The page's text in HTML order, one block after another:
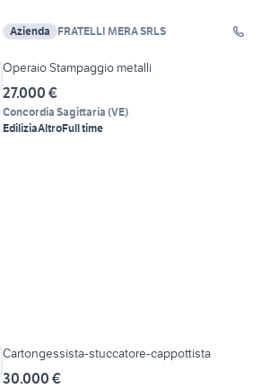
Azienda FRATELLI MERA SRLS
Operaio Stampaggio metalli
27.000 €
Concordia Sagittaria (VE)
EdiliziaAltroFull time
Cartongessista-stuccatore-cappottista
30.000 €